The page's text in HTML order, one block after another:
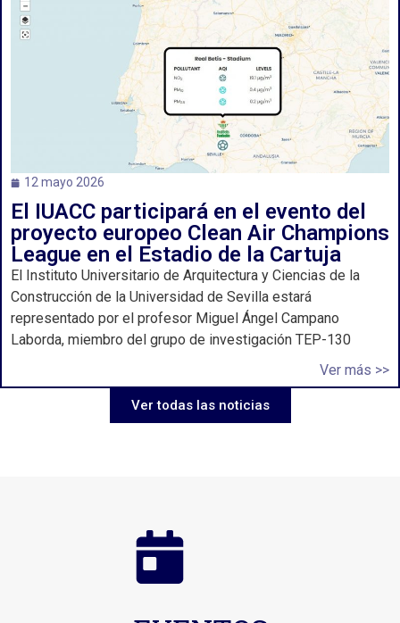
12 mayo 2026
El IUACC participará en el evento del
proyecto europeo Clean Air Champions
League en el Estadio de la Cartuja
El Instituto Universitario de Arquitectura y Ciencias de la
Construcción de la Universidad de Sevilla estará
representado por el profesor Miguel Ángel Campano
Laborda, miembro del grupo de investigación TEP-130
Ver más >>
Ver todas las noticias